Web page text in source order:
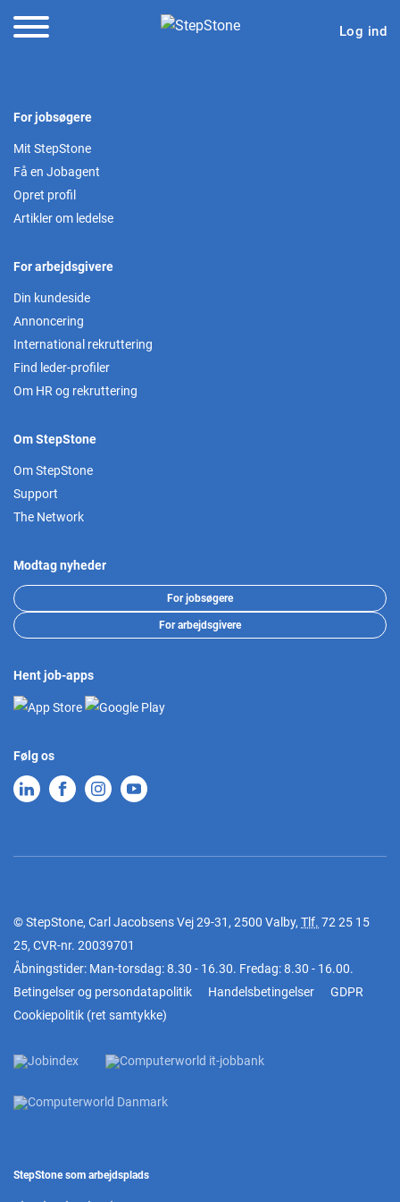
Log ind
For jobsøgere
Mit StepStone
Få en Jobagent
Opret profil
Artikler om ledelse
For arbejdsgivere
Din kundeside
Annoncering
International rekruttering
Find leder-profiler
Om HR og rekruttering
Om StepStone
Om StepStone
Support
The Network
Modtag nyheder
For jobsøgere
For arbejdsgivere
Hent job-apps
Følg os
© StepStone, Carl Jacobsens Vej 29-31, 2500 Valby, Tlf. 72 25 15
25, CVR-nr. 20039701
Åbningstider: Man-torsdag: 8.30 - 16.30. Fredag: 8.30 - 16.00.
Betingelser og persondatapolitik
Handelsbetingelser
GDPR
Cookiepolitik (ret samtykke)
StepStone som arbejdsplads